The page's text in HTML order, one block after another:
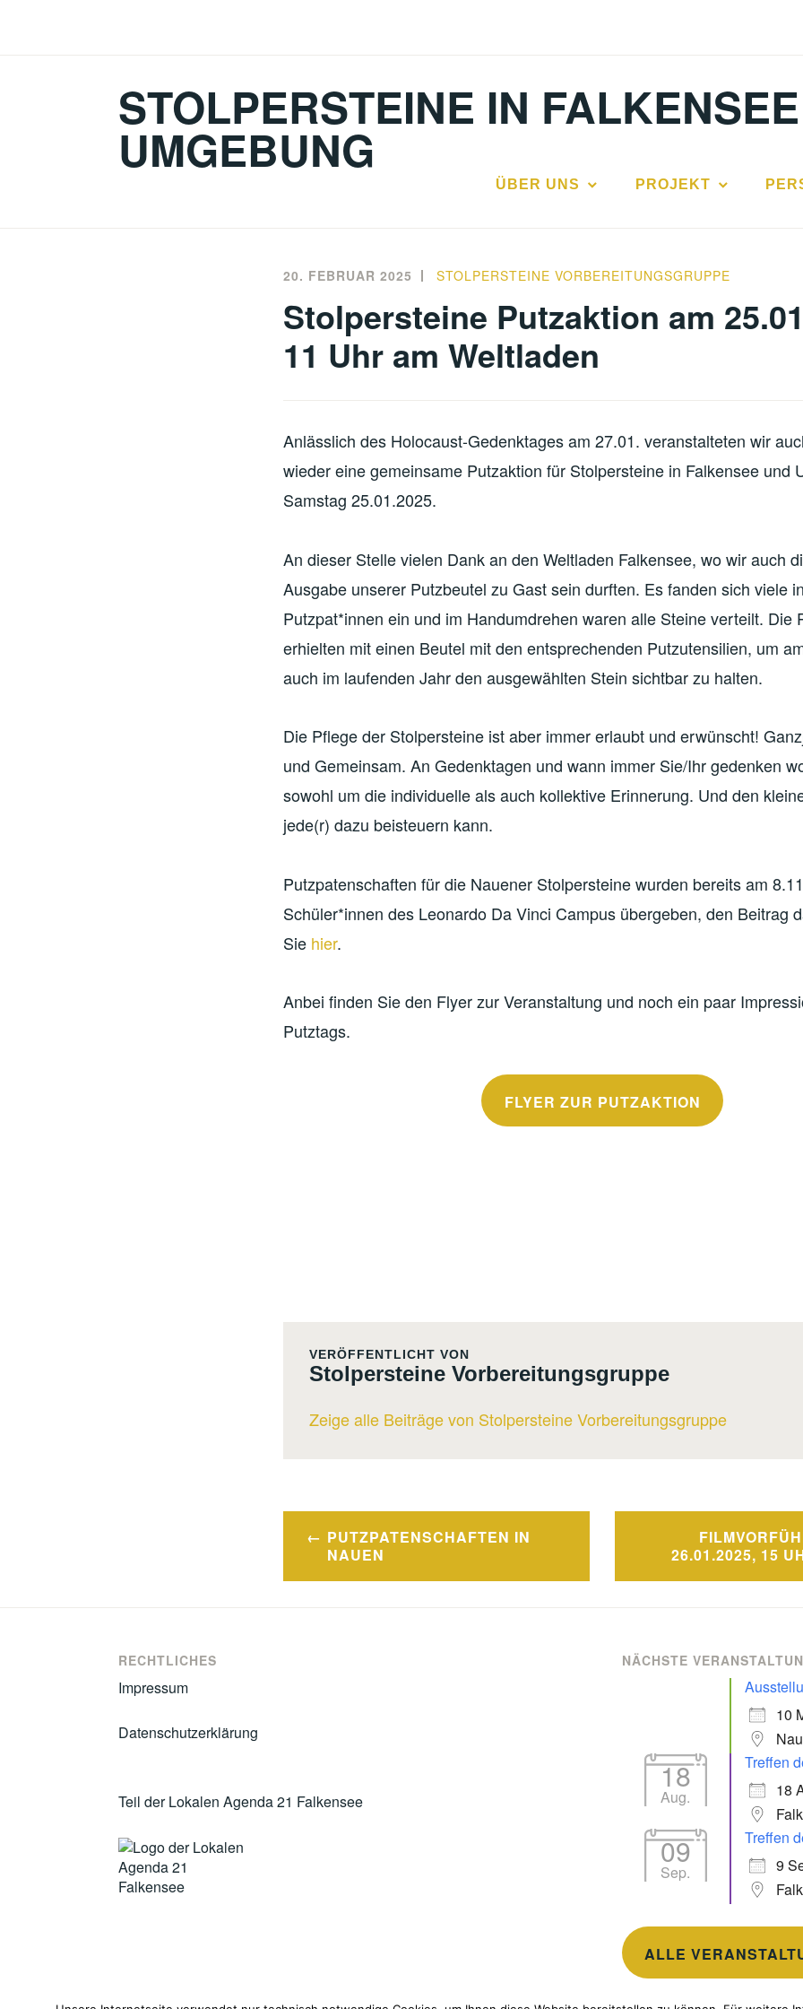
STOLPERSTEINE IN
UMGEBUNG
ÜBER UNS PROJEKT
20. FEBRUAR 2025 STOLPERSTEINE VORBEREITUNGSGRUPPE
Stolpersteine Putzaktion am
11 Uhr am Weltladen
Anlässlich des Holocaust-Gedenktages am 27.01. veranstalteten wir
wieder eine gemeinsame Putzaktion für Stolpersteine in Falkensee und
Samstag 25.01.2025.
An dieser Stelle vielen Dank an den Weltladen Falkensee, wo wir auch
Ausgabe unserer Putzbeutel zu Gast sein durften. Es fanden sich viele
Putzpat*innen ein und im Handumdrehen waren alle Steine verteilt. Die
erhielten mit einen Beutel mit den entsprechenden Putzutensilien, um
auch im laufenden Jahr den ausgewählten Stein sichtbar zu halten.
Die Pflege der Stolpersteine ist aber immer erlaubt und erwünscht!
und Gemeinsam. An Gedenktagen und wann immer Sie/Ihr gedenken
sowohl um die individuelle als auch kollektive Erinnerung. Und den
jede(r) dazu beisteuern kann.
Putzpatenschaften für die Nauener Stolpersteine wurden bereits am
Schüler*innen des Leonardo Da Vinci Campus übergeben, den Beitrag
Sie hier.
Anbei finden Sie den Flyer zur Veranstaltung und noch ein paar
Putztags.
FLYER ZUR PUTZAKTION
VERÖFFENTLICHT VON
Stolpersteine Vorbereitungsgruppe
Zeige alle Beiträge von Stolpersteine Vorbereitungsgruppe
Beitragsnavigation
PUTZPATENSCHAFTEN IN
NAUEN
26.01.2025, 15
RECHTLICHES
Impressum
Datenschutzerklärung
Teil der Lokalen Agenda 21 Falkensee
NÄCHSTE
10
18
Aug.
Treffen
18
09
Sep.
Treffen
9
ALLE